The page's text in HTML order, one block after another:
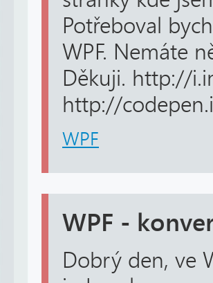
Potřeboval
WPF. Nemáte
Děkuji. http://
http://
WPF
WPF -
Dobrý den, ve